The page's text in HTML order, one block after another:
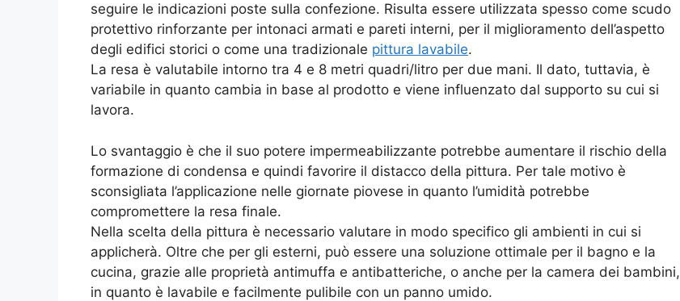
seguire le indicazioni poste sulla confezione. Risulta essere utilizzata spesso come scudo
protettivo rinforzante per intonaci armati e pareti interni, per il miglioramento dell’aspetto
degli edifici storici o come una tradizionale pittura lavabile.
La resa è valutabile intorno tra 4 e 8 metri quadri/litro per due mani. Il dato, tuttavia, è
variabile in quanto cambia in base al prodotto e viene influenzato dal supporto su cui si
lavora.
Lo svantaggio è che il suo potere impermeabilizzante potrebbe aumentare il rischio della
formazione di condensa e quindi favorire il distacco della pittura. Per tale motivo è
sconsigliata l’applicazione nelle giornate piovese in quanto l’umidità potrebbe
compromettere la resa finale.
Nella scelta della pittura è necessario valutare in modo specifico gli ambienti in cui si
applicherà. Oltre che per gli esterni, può essere una soluzione ottimale per il bagno e la
cucina, grazie alle proprietà antimuffa e antibatteriche, o anche per la camera dei bambini,
in quanto è lavabile e facilmente pulibile con un panno umido.